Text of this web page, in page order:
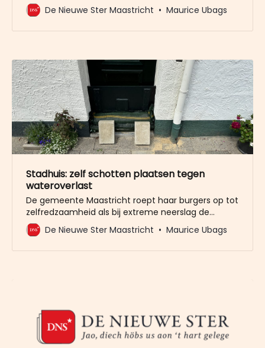
regenbuien voorkomen. Het bureau Nelen en
Schuurmans uit Utrecht ziet dat als de
betekent dat in grotere
De Nieuwe Ster Maastricht Maurice Ubags
Stadhuis: zelf schotten plaatsen tegen
wateroverlast
De gemeente Maastricht roept haar burgers op tot
zelfredzaamheid als bij extreme neerslag de
riolering het water niet meer kan afvoeren. de stad
wil bewoners gaan faciliteren met het plaatsen
De Nieuwe Ster Maastricht Maurice Ubags